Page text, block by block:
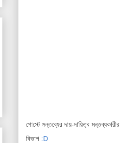
পোস্টে মন্তব্যের দায়-দায়িত্ব মন্তব্যকারীর
বিভাগ :D